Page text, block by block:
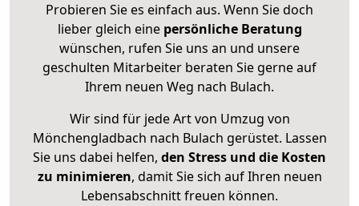
Probieren Sie es einfach aus. Wenn Sie doch
lieber gleich eine persönliche Beratung
wünschen, rufen Sie uns an und unsere
geschulten Mitarbeiter beraten Sie gerne auf
Ihrem neuen Weg nach Bulach.
Wir sind für jede Art von Umzug von
Mönchengladbach nach Bulach gerüstet. Lassen
Sie uns dabei helfen, den Stress und die Kosten
zu minimieren, damit Sie sich auf Ihren neuen
Lebensabschnitt freuen können.